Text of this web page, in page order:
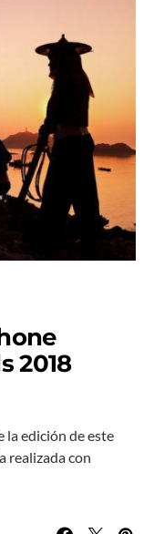
2018
la edición de este
realizada con